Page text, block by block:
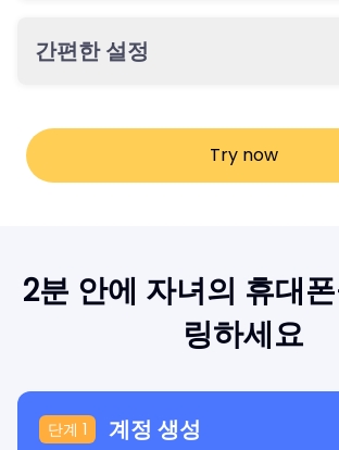
채팅, 사진·동영상까지 가장 포괄적으로 확인
간편한 설정
Try now
2분 안에 자녀의 휴대
링하세요
단계 1 계정 생성